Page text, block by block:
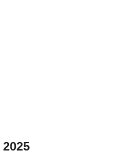
肯定感到非常鼓舞，團隊將
2025